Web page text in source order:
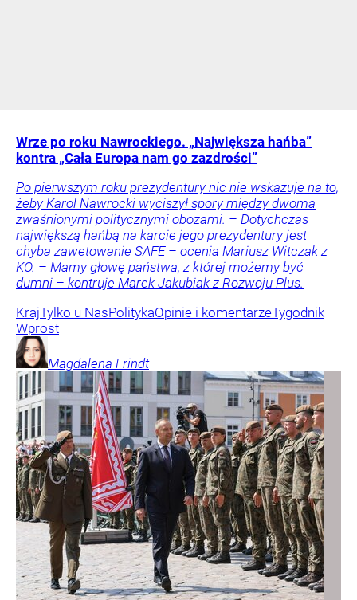
Wrze po roku Nawrockiego. „Największa hańba”
kontra „Cała Europa nam go zazdrości”
Po pierwszym roku prezydentury nic nie wskazuje na to,
żeby Karol Nawrocki wyciszył spory między dwoma
zwaśnionymi politycznymi obozami. – Dotychczas
największą hańbą na karcie jego prezydentury jest
chyba zawetowanie SAFE – ocenia Mariusz Witczak z
KO. – Mamy głowę państwa, z której możemy być
dumni – kontruje Marek Jakubiak z Rozwoju Plus.
KrajTylko u NasPolitykaOpinie i komentarzeTygodnik
Wprost
Magdalena Frindt